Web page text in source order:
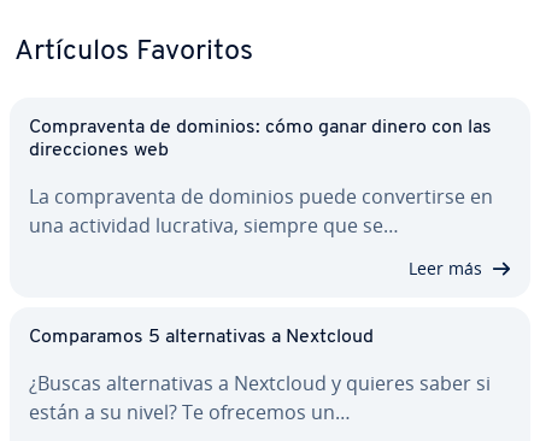
Artículos Favoritos
Co­m­pra­ve­n­ta de dominios: cómo ganar dinero con las
di­re­c­cio­nes web
La co­m­pra­ve­n­ta de dominios puede co­n­ve­r­ti­r­se en
una actividad lucrativa, siempre que se…
Leer más
Co­m­pa­ra­mos 5 al­te­r­na­ti­vas a Nextcloud
¿Buscas al­te­r­na­ti­vas a Nextcloud y quieres saber si
están a su nivel? Te ofrecemos un…